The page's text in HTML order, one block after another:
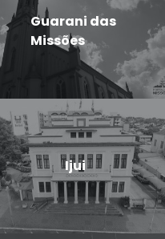
Guarani das
Missões
Ijui